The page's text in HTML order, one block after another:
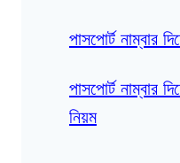
পাসপোর্ট নাম্বার
পাসপোর্ট নাম্বার
নিয়ম